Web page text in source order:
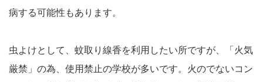
病する可能性もあります。
虫よけとして、蚊取り線香を利用したい所ですが、「火気
厳禁」の為、使用禁止の学校が多いです。火のでないコン